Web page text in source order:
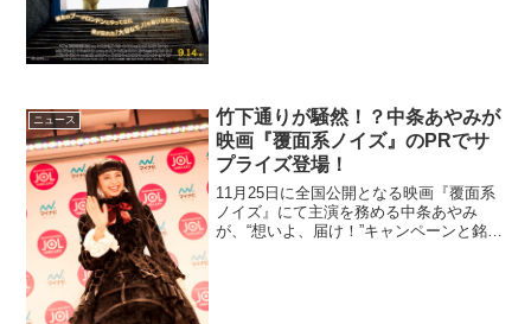
ニュース
竹下通りが騒然！？中条あやみが
映画『覆面系ノイズ』のPRでサ
プライズ登場！
11月25日に全国公開となる映画『覆面系
ノイズ』にて主演を務める中条あやみ
が、“想いよ、届け！”キャンペーンと銘打